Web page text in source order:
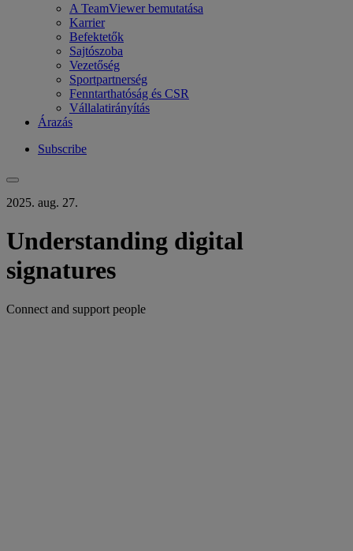
A TeamViewer bemutatása
Karrier
Befektetők
Sajtószoba
Vezetőség
Sportpartnerség
Fenntarthatóság és CSR
Vállalatirányítás
Árazás
Subscribe
2025. aug. 27.
Understanding digital
signatures
Connect and support people